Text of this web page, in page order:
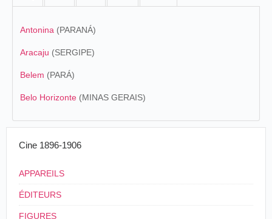
Antonina (PARANÁ)
Aracaju (SERGIPE)
Belem (PARÁ)
Belo Horizonte (MINAS GERAIS)
Cine 1896-1906
APPAREILS
ÉDITEURS
FIGURES